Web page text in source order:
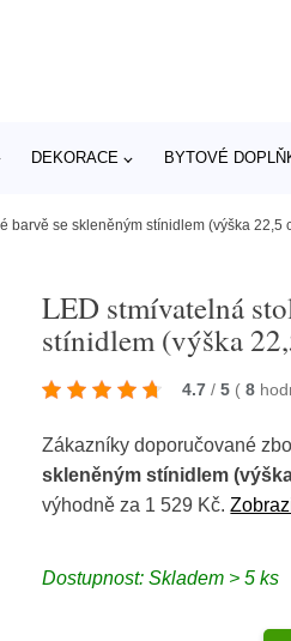
DEKORACE BYTOVÉ
barvě se skleněným stínidlem (výška 22,5
LED stmívatelná
stínidlem (výška
4.7 / 5 ( 8
Zákazníky doporučované
skleněným stínidlem
výhodně za 1 529 Kč.
Dostupnost: Skladem > 5 ks